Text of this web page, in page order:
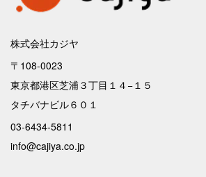
株式会社カジヤ
〒108-0023
東京都港区芝浦３丁目１４−１５
タチバナビル６０１
03-6434-5811
info@cajiya.co.jp